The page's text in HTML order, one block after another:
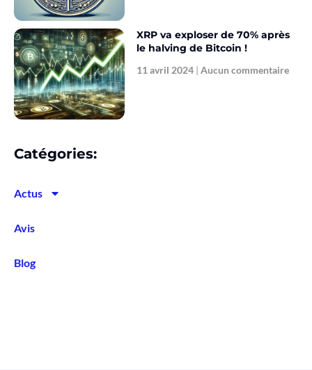
XRP va exploser de 70% après
le halving de Bitcoin !
11 avril 2024 Aucun commentaire
Catégories:
Actus
Avis
Blog